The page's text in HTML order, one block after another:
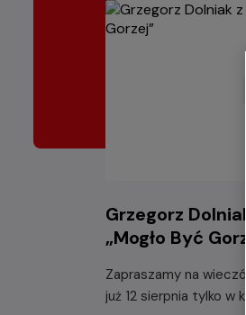
Grzegorz
„Mogło Być
Zapraszamy na
już 12 sierpnia tylko w